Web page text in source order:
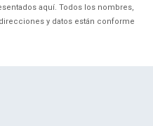
aquí. Todos los nombres,
y datos están conforme